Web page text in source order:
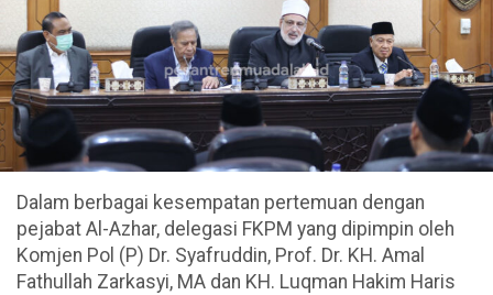
Dalam berbagai kesempatan pertemuan dengan
pejabat Al-Azhar, delegasi FKPM yang dipimpin oleh
Komjen Pol (P) Dr. Syafruddin, Prof. Dr. KH. Amal
Fathullah Zarkasyi, MA dan KH. Luqman Hakim Haris